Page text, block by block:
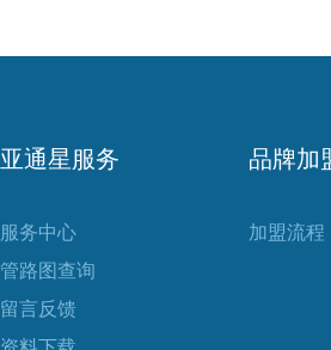
亚通星服务
服务中心
管路图查询
留言反馈
品牌加
加盟流程